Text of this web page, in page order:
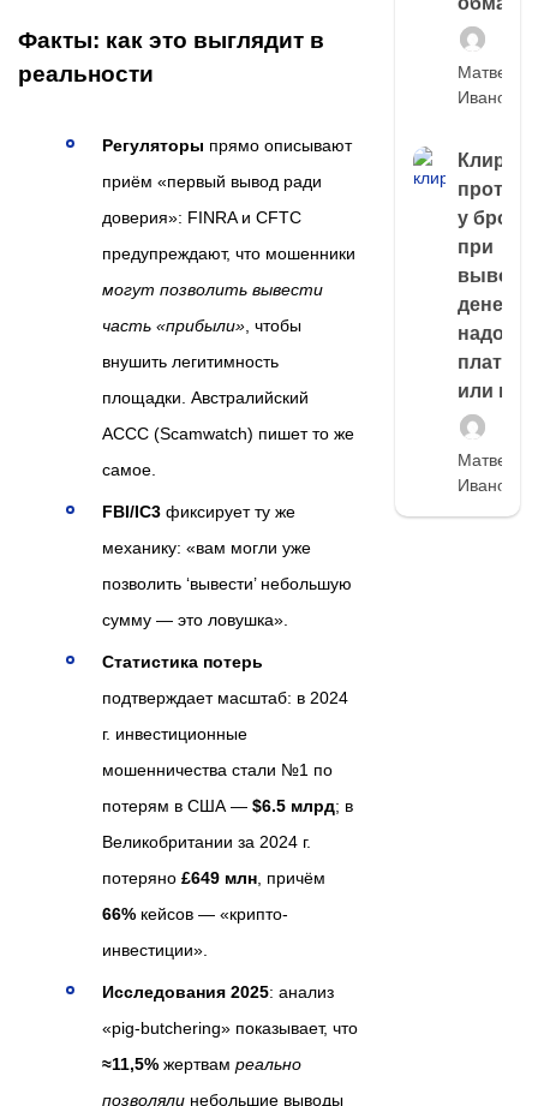
Факты: как это выглядит в
реальности
Регуляторы прямо описывают
приём «первый вывод ради
доверия»: FINRA и CFTC
предупреждают, что мошенники
могут позволить вывести
часть «прибыли», чтобы
внушить легитимность
площадки. Австралийский
ACCC (Scamwatch) пишет то же
самое.
FBI/IC3 фиксирует ту же
механику: «вам могли уже
позволить ‘вывести’ небольшую
сумму — это ловушка».
Статистика потерь
подтверждает масштаб: в 2024
г. инвестиционные
мошенничества стали №1 по
потерям в США — $6.5 млрд; в
Великобритании за 2024 г.
потеряно £649 млн, причём
66% кейсов — «крипто-
инвестиции».
Исследования 2025: анализ
«pig-butchering» показывает, что
≈11,5% жертвам реально
позволяли небольшие выводы
Матвей
Иванов
Клиринг
у
при
выводе
денег,
надо
платить
или
Матвей
Иванов